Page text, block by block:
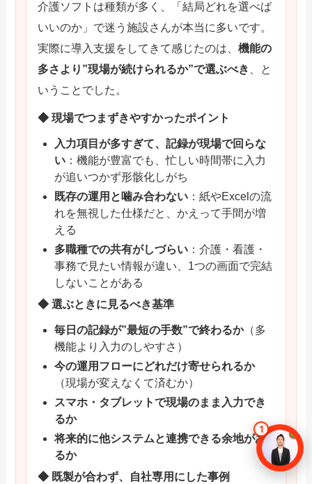
介護ソフトは種類が多く、「結局どれを選べば
いいのか」で迷う施設さんが本当に多いです。
実際に導入支援をしてきて感じたのは、機能の
多さより”現場が続けられるか”で選ぶべき
、と
いうことでした。
◆ 現場でつまずきやすかったポイント
入力項目が多すぎて、記録が現場で回らな
い ：機能が豊富でも、忙しい時間帯に入力
が追いつかず形骸化しがち
既存の運用と噛み合わない ：紙やExcelの流
れを無視した仕様だと、かえって手間が増
える
多職種での共有がしづらい ：介護・看護・
事務で見たい情報が違い、1つの画面で完結
しないことがある
◆ 選ぶときに見るべき基準
毎日の記録が”最短の手数”で終わるか（多
機能より入力のしやすさ）
今の運用フローにどれだけ寄せられるか
（現場が変えなくて済むか）
スマホ・タブレットで現場のまま入力でき
るか
将来的に他システムと連携できる余地があ
るか
◆ 既製が合わず、自社専用にした事例